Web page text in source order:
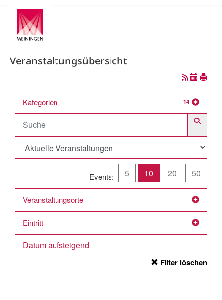
Veranstaltungsübersicht
Kategorien 14
Events: 5 10 20 50
Veranstaltungsorte
Eintritt
Filter löschen